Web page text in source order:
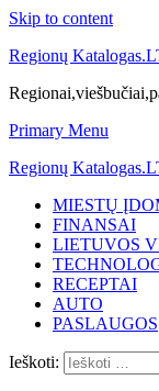
Skip to content
Regionų
Primary Menu
Regionų
MIESTŲ
FINANSAI
LIETUVOS
RECEPTAI
AUTO
PASLAUGOS
Ieškoti: